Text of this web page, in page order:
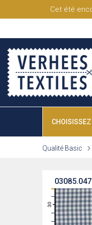
Cet été
CHOISISSEZ
Qualité Basic
03085.047
28
29
30
31